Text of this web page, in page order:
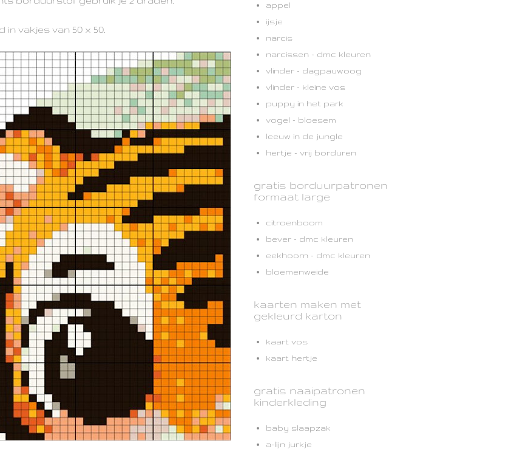
vakjes van 50 x 50.
appel
ijsje
narcis
narcissen - dmc kleuren
vlinder - dagpauwoog
vlinder - kleine vos
puppy in het park
vogel - bloesem
leeuw in de jungle
hertje - vrij borduren
gratis borduurpatronen
formaat large
citroenboom
bever - dmc kleuren
eekhoorn - dmc kleuren
bloemenweide
kaarten maken met
gekleurd karton
kaart vos
kaart hertje
gratis naaipatronen
kinderkleding
baby slaapzak
a-lijn jurkje